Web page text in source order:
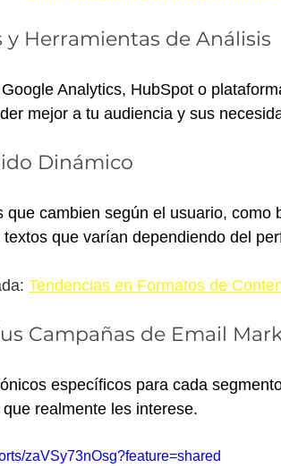
y Herramientas de Análisis
Analytics, HubSpot o
mejor a tu audiencia y sus
Dinámico
que cambien según el usuario, como
que varían dependiendo del
Tendencias en Formatos de
Campañas de Email
específicos para cada
realmente les interese.
zaVSy73nOsg?feature=shared